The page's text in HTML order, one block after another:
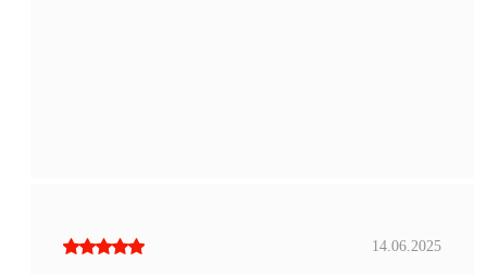
14.06.2025